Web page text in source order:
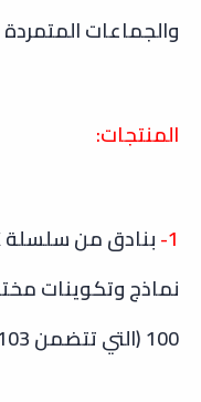
والجماعات المتمردة
المنتجات:
1-
100 (التي تتضمن AK-103) ومتغيرات حديثة أخرى.